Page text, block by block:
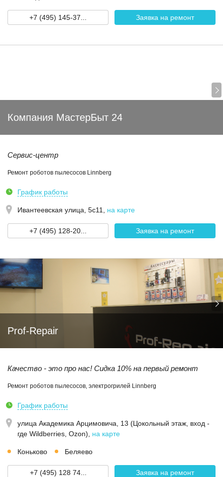
+7 (495) 145-37... Заявка на ремонт
Компания МастерБыт 24
Сервис-центр
Ремонт роботов пылесосов Linnberg
График работы
Ивантеевская улица, 5с11 на карте
+7 (495) 128-20... Заявка на ремонт
Prof-Repair
Качество - это про нас! Сидка 10% на первый ремонт
Ремонт роботов пылесосов, электрогрилей Linnberg
График работы
улица Академика Арцимовича, 13 (Цокольный этаж, вход -
где Wildberries, Ozon)
на карте
Коньково Беляево
+7 (495) 128 74... Заявка на ремонт